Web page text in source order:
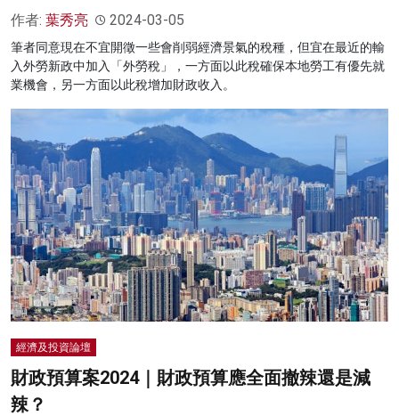
作者: 葉秀亮 2024-03-05
筆者同意現在不宜開徵一些會削弱經濟景氣的稅種，但宜在最近的輸
入外勞新政中加入「外勞稅」，一方面以此稅確保本地勞工有優先就
業機會，另一方面以此稅增加財政收入。
經濟及投資論壇
財政預算案2024｜財政預算應全面撤辣還是減
辣？